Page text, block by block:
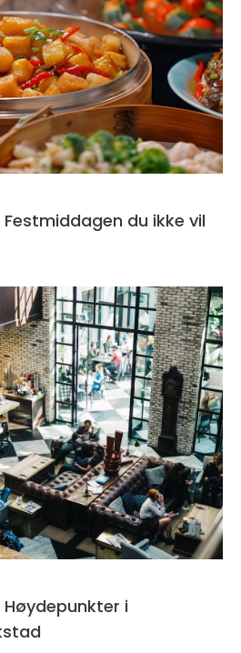
du ikke vil
i